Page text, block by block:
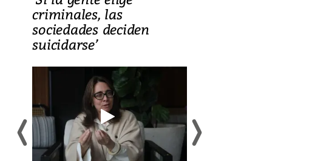
criminales, las
sociedades deciden
suicidarse’